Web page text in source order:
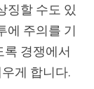
징할 수도 있
에 주의를 기
록 경쟁에서
게 합니다.